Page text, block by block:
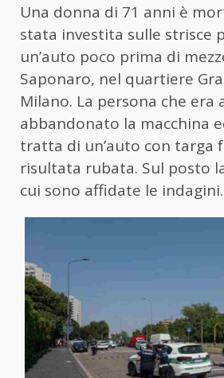
Una donna di 71 anni è
stata investita sulle strisce
un’auto poco prima di
Saponaro, nel quartiere
Milano. La persona che era
abbandonato la macchina
tratta di un’auto con targa
risultata rubata. Sul posto
cui sono affidate le indagini.